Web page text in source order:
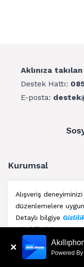
Alışveriş
düzenlemelere uygun
Detaylı bilgiye
erişebilirsiniz.
Aklınıza
Destek Hattı:
E-posta:
Kurumsal
Müşteri
Üyelik
Blog
Powered